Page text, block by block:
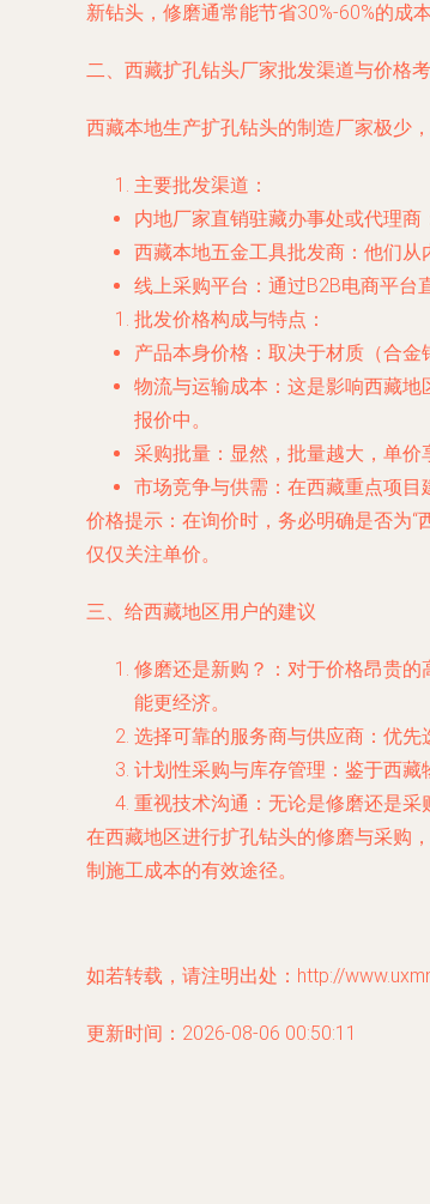
新钻头，修磨通常能节省30%-60%的成本
二、西藏扩孔钻头厂家批发渠道与价格
西藏本地生产扩孔钻头的制造厂家极少
主要批发渠道 ：
内地厂家直销驻藏办事处或代理商
西藏本地五金工具批发商 ：他们
线上采购平台 ：通过B2B电商平
批发价格构成与特点 ：
产品本身价格 ：取决于材质（合
物流与运输成本 ：这是影响西藏
报价中。
采购批量 ：显然，批量越大，单
市场竞争与供需 ：在西藏重点项
价格提示 ：在询价时，务必明确是否为
仅仅关注单价。
三、给西藏地区用户的建议
修磨还是新购？ ：对于价格昂贵
能更经济。
选择可靠的服务商与供应商 ：优
计划性采购与库存管理 ：鉴于西
重视技术沟通 ：无论是修磨还是
在西藏地区进行扩孔钻头的修磨与采购
制施工成本的有效途径。
如若转载，请注明出处：http://
更新时间：2026-08-06 00:50:11